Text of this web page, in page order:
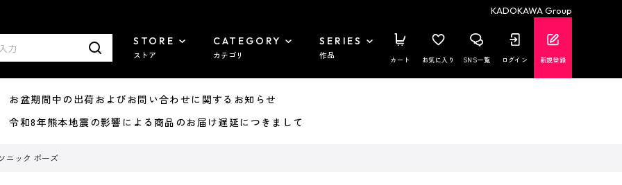
KADOKAWA Group
STORE
ストア
CATEGORY
カテゴリ
SERIES
作品 カート お気に入り SNS一覧 ログイン 新規登録
盆期間中の出荷およびお問い合わせに関するお知らせ
和8年熊本地震の影響による商品のお届け遅延につきまして
ニック ポーズ